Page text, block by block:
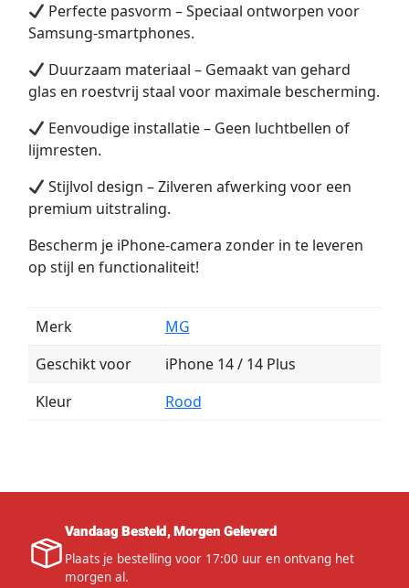
Perfecte pasvorm – Speciaal ontworpen voor
Samsung-smartphones.
Duurzaam materiaal – Gemaakt van gehard
glas en roestvrij staal voor maximale bescherming.
Eenvoudige installatie – Geen luchtbellen of
lijmresten.
Stijlvol design – Zilveren afwerking voor een
premium uitstraling.
Bescherm je iPhone-camera zonder in te leveren
op stijl en functionaliteit!
Merk
MG
Geschikt voor
iPhone 14 / 14 Plus
Kleur
Rood
Vandaag Besteld, Morgen Geleverd
Plaats je bestelling voor 17:00 uur en ontvang het
morgen al.